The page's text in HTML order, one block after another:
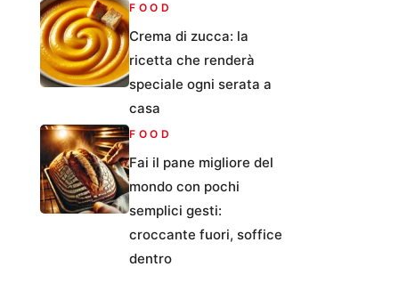
FOOD
Crema di zucca: la
ricetta che renderà
speciale ogni serata a
casa
FOOD
Fai il pane migliore del
mondo con pochi
semplici gesti:
croccante fuori, soffice
dentro